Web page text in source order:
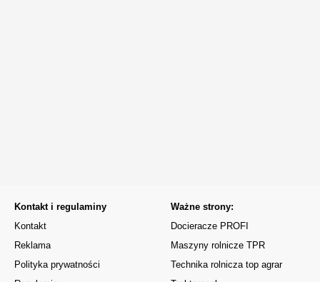
Kontakt i regulaminy
Kontakt
Reklama
Polityka prywatności
Ważne strony:
Docieracze PROFI
Maszyny rolnicze TPR
Technika rolnicza top agrar